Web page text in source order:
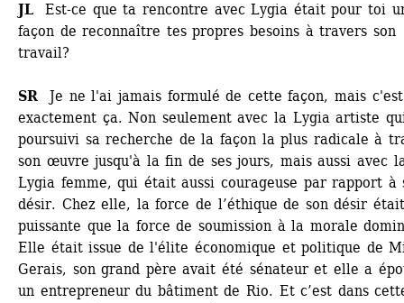
JL Est-ce que ta rencontre avec Lygia était pour toi
façon de reconnaître tes propres besoins à travers son
travail?
SR Je ne l'ai jamais formulé de cette façon, mais c'est
exactement ça. Non seulement avec la Lygia artiste
poursuivi sa recherche de la façon la plus radicale à
son œuvre jusqu'à la fin de ses jours, mais aussi avec
Lygia femme, qui était aussi courageuse par rapport à
désir. Chez elle, la force de l’éthique de son désir
puissante que la force de soumission à la morale
Elle était issue de l'élite économique et politique de
Gerais, son grand père avait été sénateur et elle a
un entrepreneur du bâtiment de Rio. Et c’est dans